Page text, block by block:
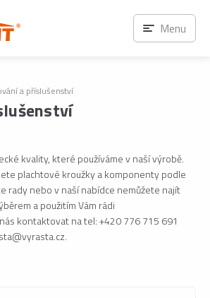
a příslušenství
kvality, které používáme v naší výrobě.
plachtové kroužky a komponenty podle
rady nebo v naší nabídce nemůžete najít
a použitím Vám rádi
kontaktovat na tel: +420 776 715 691
Menu